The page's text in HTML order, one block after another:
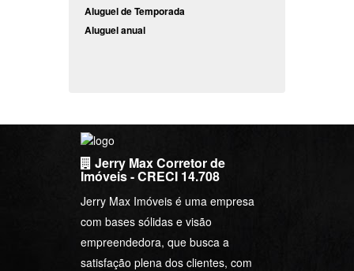
Aluguel de Temporada
Aluguel anual
Jerry Max Corretor de
Imóveis - CRECI 14.708
Jerry Max Imóveis é uma empresa
com bases sólidas e visão
empreendedora, que busca a
satisfação plena dos clientes, com